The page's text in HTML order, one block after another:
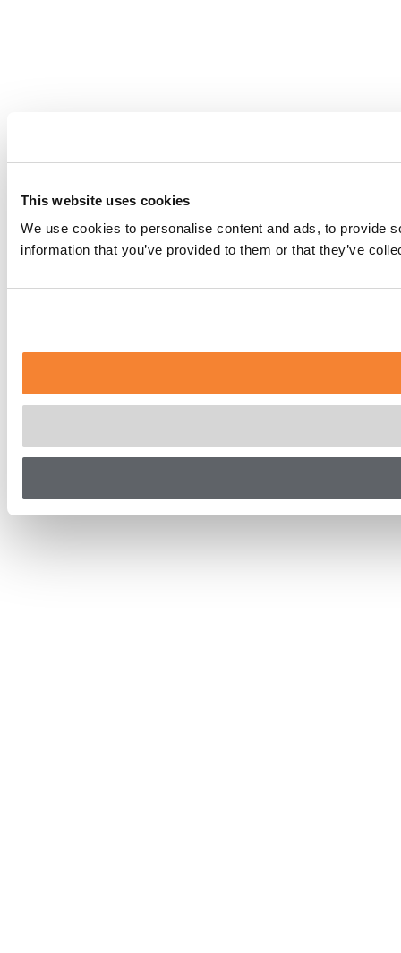
This website uses cookies
We use cookies to personalise content and ads, to provide
information that you’ve provided to them or that they’ve